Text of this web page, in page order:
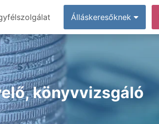
Álláskeresőknek
könyvvizsgáló